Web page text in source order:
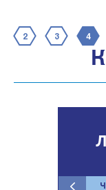
2 3 4